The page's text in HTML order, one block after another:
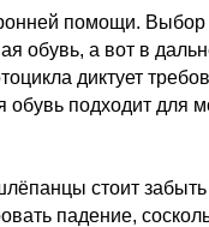
помощи.
обувь, а вот в
диктует
обувь подходит для
стоит
падение,